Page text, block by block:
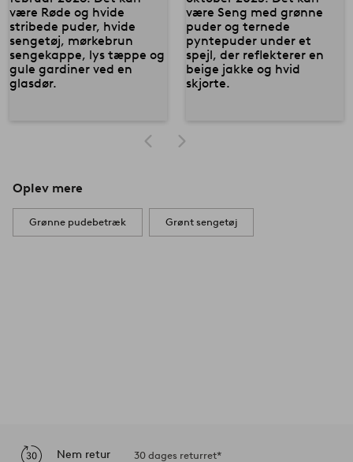
Oplev mere
Grønne pudebetræk Grønt sengetøj
Nem retur 30 dages returret*